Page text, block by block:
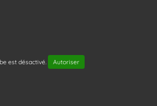
est désactivé. Autoriser